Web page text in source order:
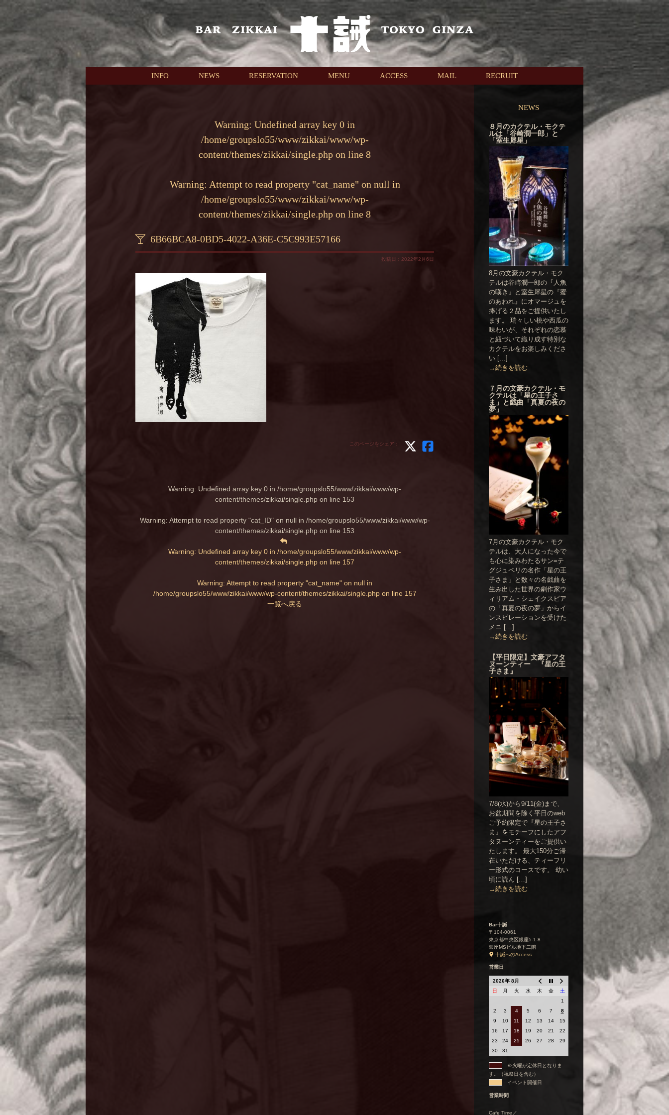
本文へスキップ
INFO NEWS RESERVATION MENU ACCESS MAIL RECRUIT
Warning: Undefined array key 0 in
/home/groupslo55/www/zikkai/www/wp-
content/themes/zikkai/single.php on line 8
Warning: Attempt to read property "cat_name" on null in
/home/groupslo55/www/zikkai/www/wp-
content/themes/zikkai/single.php on line 8
6B66BCA8-0BD5-4022-A36E-C5C993E57166
投稿日：2022年2月6日
このページをシェア：
Warning: Undefined array key 0 in /home/groupslo55/www/zikkai/www/wp-
content/themes/zikkai/single.php on line 153
Warning: Attempt to read property "cat_ID" on null in /home/groupslo55/www/zikkai/www/wp-
content/themes/zikkai/single.php on line 153
Warning: Undefined array key 0 in /home/groupslo55/www/zikkai/www/wp-
content/themes/zikkai/single.php on line 157
Warning: Attempt to read property "cat_name" on null in
/home/groupslo55/www/zikkai/www/wp-content/themes/zikkai/single.phpon line 157
一覧へ戻る
NEWS
８月のカクテル・モクテ
ルは「谷崎潤一郎」と
「室生犀星」
8月の文豪カクテル・モク
テルは谷崎潤一郎の『人魚
の嘆き』と室生犀星の『蜜
のあわれ』にオマージュを
捧げる２品をご提供いたし
ます。 瑞々しい桃や西瓜の
味わいが、それぞれの恋慕
と紐づいて織り成す特別な
カクテルをお楽しみくださ
い […]
→続きを読む
７月の文豪カクテル・モ
クテルは「星の王子さ
ま」と戯曲「真夏の夜の
夢」
7月の文豪カクテル・モク
テルは、大人になった今で
も心に染みわたるサン=テ
グジュペリの名作「星の王
子さま」と数々の名戯曲を
生み出した世界の劇作家ウ
ィリアム・シェイクスピア
の「真夏の夜の夢」からイ
ンスピレーションを受けた
メニ […]
→続きを読む
【平日限定】文豪アフタ
ヌーンティー 『星の王
子さま』
7/8(水)から9/11(金)まで、
お盆期間を除く平日のweb
ご予約限定で『星の王子さ
ま』をモチーフにしたアフ
タヌーンティーをご提供い
たします。 最大150分ご滞
在いただける、ティーフリ
ー形式のコースです。 幼い
頃に読ん […]
→続きを読む
Bar十誡
〒104-0061
東京都中央区銀座5-1-8
銀座MSビル地下二階
十誡へのAccess
営業日
2026年 8月
日
月 火 水 木 金
土
1
2
3 4 5 6 7
8
9
10 11 12 13 14
15
16
17 18 19 20 21
22
23
24 25 26 27 28
29
30
31
※火曜が定休日となりま
す。（祝祭日を含む）
イベント開催日
営業時間
Cafe Time／